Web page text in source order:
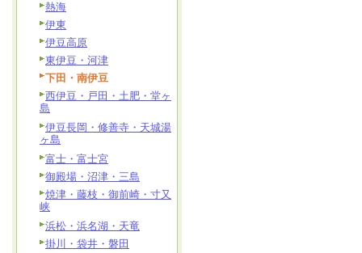
熱海
伊東
伊豆高原
東伊豆・河津
下田・南伊豆
西伊豆・戸田・土肥・堂ヶ
島
伊豆長岡・修善寺・天城湯
ヶ島
富士・富士宮
御殿場・沼津・三島
焼津・藤枝・御前崎・寸又
峡
浜松・浜名湖・天竜
掛川・袋井・磐田